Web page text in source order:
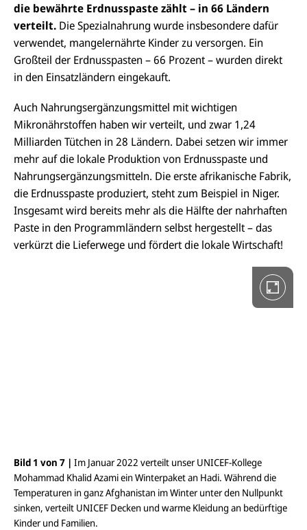
die bewährte Erdnusspaste zählt – in 66 Ländern
verteilt. Die Spezialnahrung wurde insbesondere dafür
verwendet, mangelernährte Kinder zu versorgen. Ein
Großteil der Erdnusspasten – 66 Prozent – wurden direkt
in den Einsatzländern eingekauft.
Auch Nahrungsergänzungsmittel mit wichtigen
Mikronährstoffen haben wir verteilt, und zwar 1,24
Milliarden Tütchen in 28 Ländern. Dabei setzen wir immer
mehr auf die lokale Produktion von Erdnusspaste und
Nahrungsergänzungsmitteln. Die erste afrikanische Fabrik,
die Erdnusspaste produziert, steht zum Beispiel in Niger.
Insgesamt wird bereits mehr als die Hälfte der nahrhaften
Paste in den Programmländern selbst hergestellt – das
verkürzt die Lieferwege und fördert die lokale Wirtschaft!
Bild 1 von 7 | Im Januar 2022 verteilt unser UNICEF-Kollege
Mohammad Khalid Azami ein Winterpaket an Hadi. Während die
Temperaturen in ganz Afghanistan im Winter unter den Nullpunkt
sinken, verteilt UNICEF Decken und warme Kleidung an bedürftige
Kinder und Familien.
G
e
r
i
e
V
l
l
b
i
l